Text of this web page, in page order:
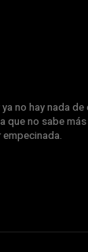
no hay nada
que no sabe